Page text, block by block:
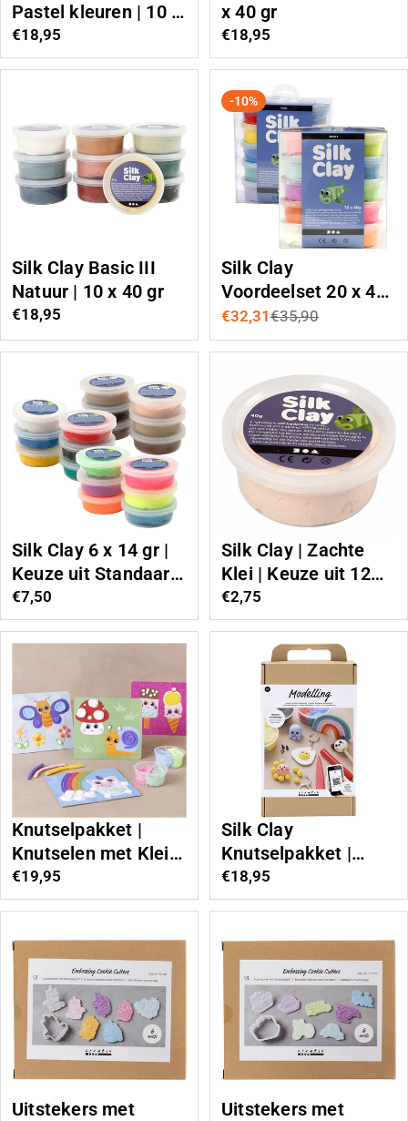
Pastel kleuren | 10 x
40 gr
Normale
prijs
€18,95
x 40 gr
Normale
prijs
€18,95
Silk Clay Basic III
Natuur | 10 x 40 gr
Normale
prijs
€18,95
-10%
Silk Clay
Voordeelset 20 x 40
gr
Aanbiedingsprijs
€32,31
Normale
prijs
€35,90
Silk Clay 6 x 14 gr |
Keuze uit Standaard
kleuren, Neon
kleuren of
Huidskleuren
Normale
prijs
€7,50
Silk Clay | Zachte
Klei | Keuze uit 12
verschillende
kleuren | 40 gram
Normale
prijs
€2,75
Knutselpakket |
Knutselen met Klei
voor Kleuters
Normale
prijs
€19,95
Silk Clay
Knutselpakket |
Compleet met
boetseergereedscha
oogjes
Normale
prijs
€18,95
Uitstekers met
Uitstekers met